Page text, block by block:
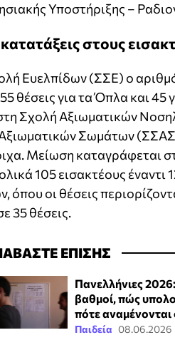
Υποστήριξης –
στους
Ευελπίδων (ΣΣΕ) ο
θέσεις για τα Όπλα και
Σχολή Αξιωματικών
Σωμάτων
Μείωση καταγράφεται
105 εισακτέους
όπου οι θέσεις
35 θέσεις.
ΕΠΙΣΗΣ
Πανελλήνιες
βαθμοί, πώς
πότε αναμένονται
Παιδεία 08.06.2026